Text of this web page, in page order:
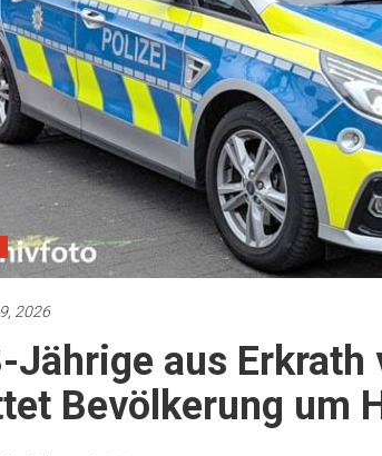
2026
Jährige aus
Bevölkerung um